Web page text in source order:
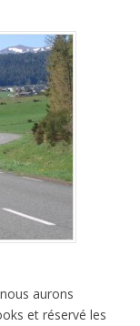
aurons
et réservé les